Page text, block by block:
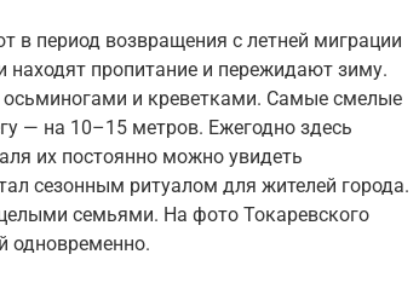
в период возвращения с летней миграции
находят пропитание и пережидают зиму.
и креветками. Самые смелые
— на 10–15 метров. Ежегодно здесь
их постоянно можно увидеть
сезонным ритуалом для жителей города.
семьями. На фото Токаревского
одновременно.